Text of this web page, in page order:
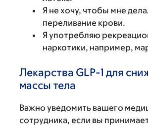
Я не хочу, чтобы мне
переливание крови.
Я употребляю
наркотики, например,
Лекарства GLP-1 для
массы тела
Важно уведомить вашего
сотрудника, если вы